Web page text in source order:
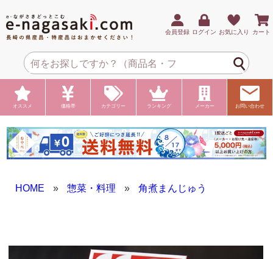
会員登録 ログイン お気に入り カート
オススメ 価格帯 カテゴリー ランキング メーカー お問い合わせ
HOME » 惣菜・料理 » 角煮まんじゅう